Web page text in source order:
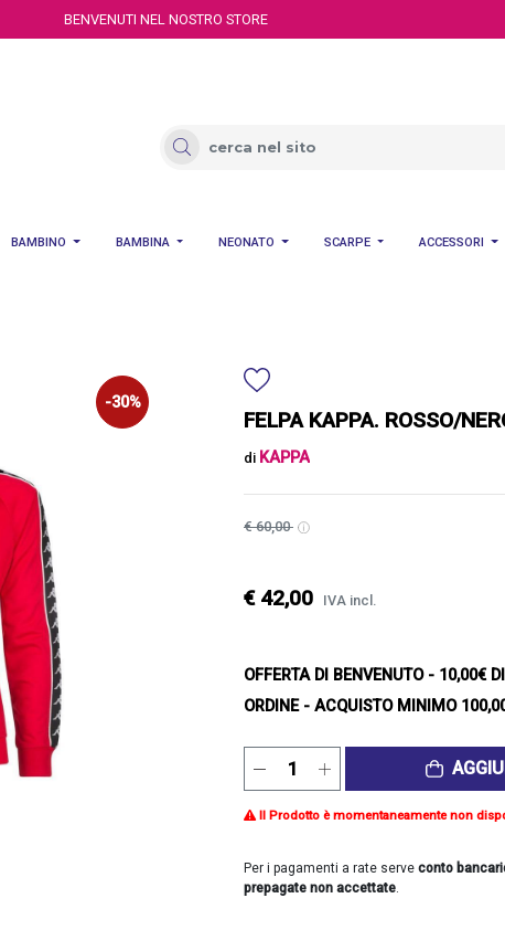
BENVENUTI NEL NOSTRO STORE
BAMBINO BAMBINA NEONATO SCARPE ACCESSORI
-30%
FELPA KAPPA. ROSSO/
di KAPPA
€ 60,00
€ 42,00 IVA incl.
OFFERTA DI BENVENUTO- 10,00€ DI
ORDINE - ACQUISTO MINIMO
Il Prodotto è momentaneamente non
Per i pagamenti a rate serve conto
prepagate non accettate.